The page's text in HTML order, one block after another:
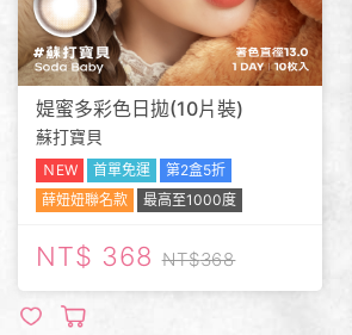
媞蜜多彩色日拋(10片裝)
蘇打寶貝
ＮEW 首單免運
第2盒5折
薛妞妞聯名款
最高至1000度
368 368